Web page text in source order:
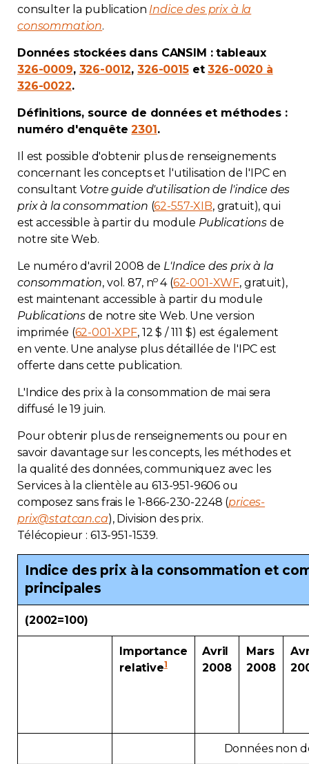
consulter la publication Indice des prix à la
consommation.
Données stockées dans CANSIM : tableaux
326-0009, 326-0012,326-0015et326-0020 à
326-0022.
Définitions, source de données et méthodes :
numéro d'enquête2301.
Il est possible d'obtenir plus de renseignements
concernant les concepts et l'utilisation de l'IPC en
consultant Votre guide d'utilisation de l'indice des
prix à la consommation (62-557-XIB, gratuit), qui
est accessible à partir du module Publications de
notre site Web.
Le numéro d'avril 2008 de L'Indice des prix à la
consommation, vol. 87, no 4 (62-001-XWF, gratuit),
est maintenant accessible à partir du module
Publications de notre site Web. Une version
imprimée (62-001-XPF, 12 $ / 111 $) est également
en vente. Une analyse plus détaillée de l'IPC est
offerte dans cette publication.
L'Indice des prix à la consommation de mai sera
diffusé le 19 juin.
Pour obtenir plus de renseignements ou pour en
savoir davantage sur les concepts, les méthodes et
la qualité des données, communiquez avec les
Services à la clientèle au 613-951-9606 ou
composez sans frais le 1-866-230-2248 (prices-
prix@statcan.ca), Division des prix.
Télécopieur : 613-951-1539.
Indice des prix à la consommation et
principales
(2002=100)
Importance
relative1
Avril
2008
Mars
2008
Données non